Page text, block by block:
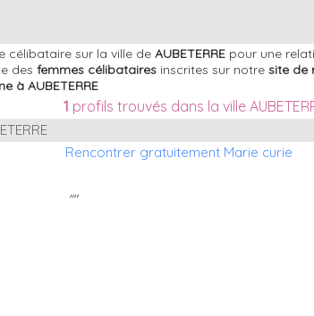
célibataire sur la ville de AUBETERRE pour une
des femmes célibataires inscrites sur notre site de
à AUBETERRE
1 profils trouvés dans la ville
Rencontrer gratuitement Marie curie
""